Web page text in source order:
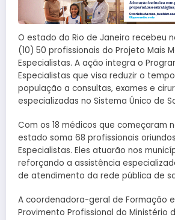
O estado do Rio de Janeiro recebeu
(10) 50 profissionais do Projeto Mais
Especialistas. A ação integra o
Especialistas que visa reduzir o
população a consultas, exames e
especializadas no Sistema Único de
Com os 18 médicos que começaram
estado soma 68 profissionais
Especialistas. Eles atuarão nos
reforçando a assistência
de atendimento da rede pública de
A coordenadora-geral de Formação
Provimento Profissional do Ministério